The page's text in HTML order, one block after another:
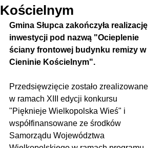
Kościelnym
Gmina Słupca zakończyła realizację
inwestycji pod nazwą "Ocieplenie
ściany frontowej budynku remizy w
Cieninie Kościelnym".
Przedsięwzięcie zostało zrealizowane
w ramach XIII edycji konkursu
"Pięknieje Wielkopolska Wieś" i
współfinansowane ze środków
Samorządu Województwa